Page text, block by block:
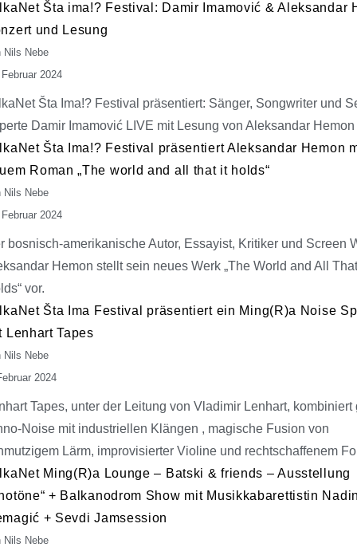
Šta ima!? Festival: Damir Imamović & Aleksandar
und Lesung
Nils Nebe
2024
Šta Ima!? Festival präsentiert: Sänger, Songwriter und
Damir Imamović LIVE mit Lesung von Aleksandar Hemon
Šta Ima!? Festival präsentiert Aleksandar Hemon
Roman „The world and all that it holds“
Nils Nebe
2024
bosnisch-amerikanische Autor, Essayist, Kritiker und Screen
Hemon stellt sein neues Werk „The World and All
vor.
Šta Ima Festival präsentiert ein Ming(R)a Noise
Lenhart Tapes
Nils Nebe
2024
Tapes, unter der Leitung von Vladimir Lenhart, kombiniert
Noise mit industriellen Klängen , magische Fusion von
Lärm, improvisierter Violine und rechtschaffenem
Ming(R)a Lounge – Batski & friends – Ausstellung
+ Balkanodrom Show mit Musikkabarettistin
+ Sevdi Jamsession
Nils Nebe